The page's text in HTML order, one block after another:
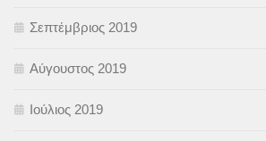
Σεπτέμβριος 2019
Αύγουστος 2019
Ιούλιος 2019